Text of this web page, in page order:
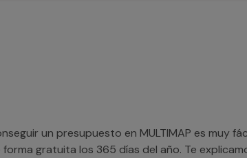
un presupuesto en MULTIMAP es muy
forma gratuita los 365 días del año. Te